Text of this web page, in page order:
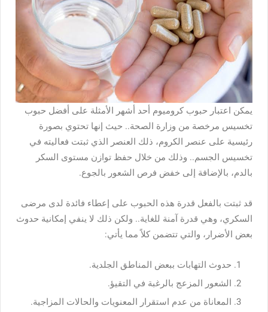
يمكن اعتبار حبوب كروميوم أحد أشهر الأمثلة على أفضل حبوب
تخسيس مرخصة من وزارة الصحة.. حيث إنها تحتوي بصورة
رئيسية على عنصر الكروم، ذلك العنصر الذي ثبتت فعاليته في
تخسيس الجسم.. وذلك من خلال حفظ توازن مستوى السكر
بالدم، بالإضافة إلى خفض فرص الشعور بالجوع.
قد ثبتت بالفعل قدرة هذه الحبوب على إعطاء فائدة لدى مرضى
السكري، وهي قدرة آمنة للغاية.. ولكن ذلك لا ينفي إمكانية حدوث
بعض الأضرار، والتي تتضمن كلاً مما يأتي:
حدوث التهابات ببعض المناطق الجلدية.
الشعور المزعج بالرغبة في التقيؤ.
المعاناة من عدم استقرار المعنويات والحالات المزاجية.